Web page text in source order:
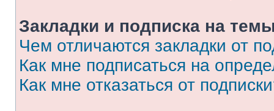
Закладки и подписка на
Чем отличаются закладки от
Как мне подписаться на
Как мне отказаться от